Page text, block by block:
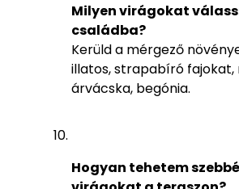
Milyen virágokat
családba?
Kerüld a mérgező
illatos, strapabíró fajokat,
árvácska, begónia.
Hogyan tehetem